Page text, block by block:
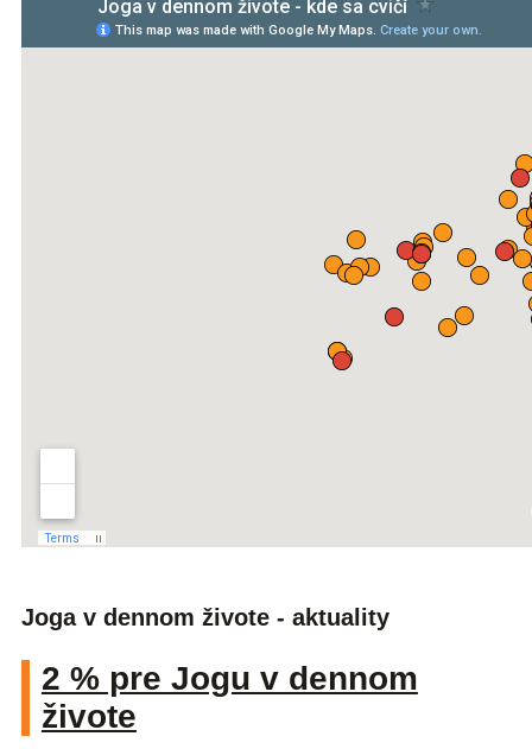
Joga v dennom živote - aktuality
2 % pre Jogu v dennom
živote